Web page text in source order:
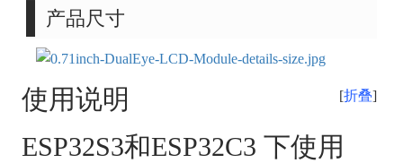
产品尺寸
折叠
使用说明
ESP32S3和ESP32C3 下使用